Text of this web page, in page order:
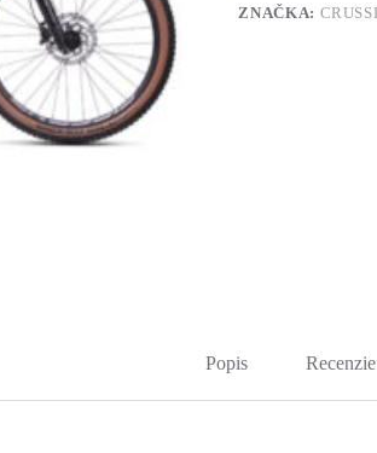
ZNAČKA:
Popis